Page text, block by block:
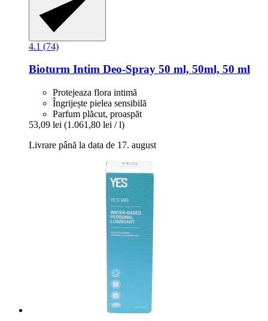
4.1 (74)
Bioturm Intim Deo-​Spray 50 ml, 50ml, 50 ml
Protejeaza flora intimă
Îngrijește pielea sensibilă
Parfum plăcut, proaspăt
53,09 lei (1.061,80 lei / l)
Livrare până la data de 17. august